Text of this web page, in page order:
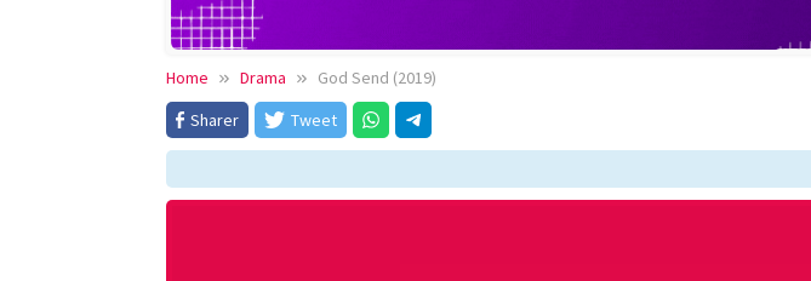
Home Drama
God Send (2019)
Sharer
Tweet